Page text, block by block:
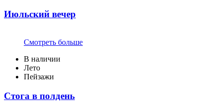
Июльский вечер
Смотреть больше
В наличии
Лето
Пейзажи
Стога в полдень